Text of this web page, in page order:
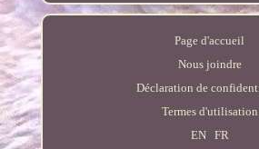
Page d'accueil
Nous joindre
Déclaration de
Termes d'utilisation
EN
FR